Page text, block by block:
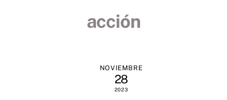
acción
NOVIEMBRE
28
2023